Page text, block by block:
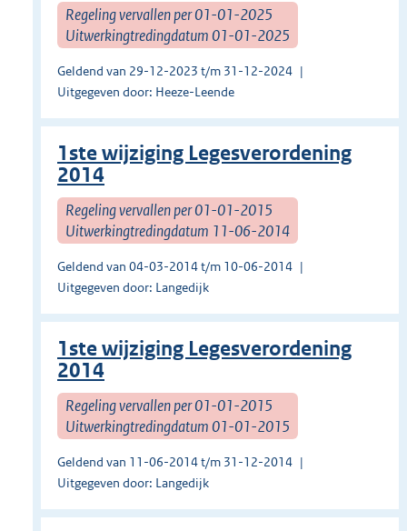
Regeling vervallen per 01-01-2025
Uitwerkingtredingdatum 01-01-2025
Geldend van 29-12-2023 t/m 31-12-2024
Uitgegeven door: Heeze-Leende
1ste wijziging Legesverordening
2014
Regeling vervallen per 01-01-2015
Uitwerkingtredingdatum 11-06-2014
Geldend van 04-03-2014 t/m 10-06-2014
Uitgegeven door: Langedijk
1ste wijziging Legesverordening
2014
Regeling vervallen per 01-01-2015
Uitwerkingtredingdatum 01-01-2015
Geldend van 11-06-2014 t/m 31-12-2014
Uitgegeven door: Langedijk